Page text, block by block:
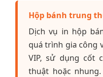
Hộp bánh trung
Dịch vụ in hộp
quá trình gia công
VIP, sử dụng cốt
thuật hoặc